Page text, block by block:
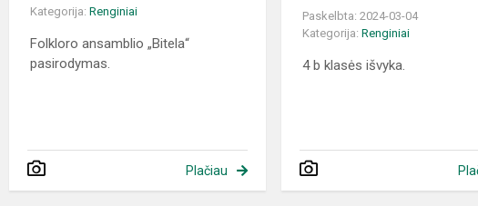
Kategorija:Renginiai
Folkloro ansamblio „Bitela“
pasirodymas.
Plačiau
Paskelbta: 2024-03-04
Kategorija:Renginiai
4 b klasės išvyka.